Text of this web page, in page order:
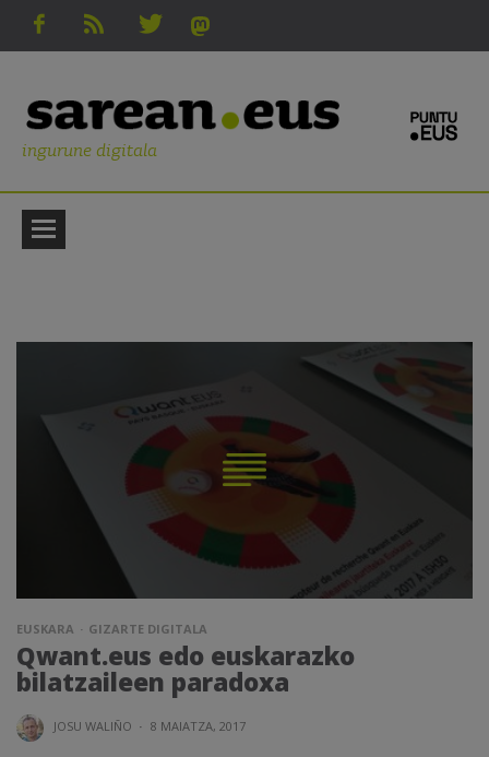
ingurune digitala
EUSKARA GIZARTE DIGITALA
Qwant.eus edo euskarazko
bilatzaileen paradoxa
JOSU WALIÑO · 8 MAIATZA, 2017